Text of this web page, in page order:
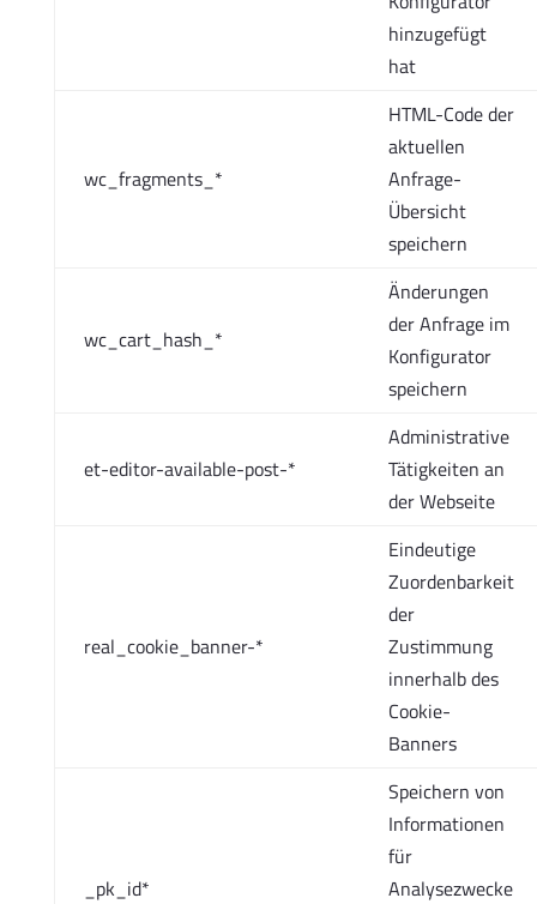
hinzugefügt
hat
wc_fragments_*
HTML-Code der
aktuellen
Anfrage-
Übersicht
speichern
wc_cart_hash_*
Änderungen
der Anfrage im
Konfigurator
speichern
et-editor-available-post-*
Administrative
Tätigkeiten an
der Webseite
real_cookie_banner-*
Eindeutige
Zuordenbarkeit
der
Zustimmung
innerhalb des
Cookie-
Banners
_pk_id*
Speichern von
Informationen
für
Analysezwecke